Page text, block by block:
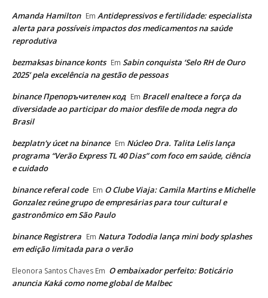
Amanda Hamilton Em Antidepressivos e fertilidade: especialista
alerta para possíveis impactos dos medicamentos na saúde
reprodutiva
bezmaksas binance konts Em Sabin conquista ‘Selo RH de Ouro
2025’ pela excelência na gestão de pessoas
binance Препоръчителен код Em Bracell enaltece a força da
diversidade ao participar do maior desfile de moda negra do
Brasil
bezplatn'y úcet na binance Em Núcleo Dra. Talita Lelis lança
programa “Verão Express TL 40 Dias” com foco em saúde, ciência
e cuidado
binance referal code Em O Clube Viaja: Camila Martins e Michelle
Gonzalez reúne grupo de empresárias para tour cultural e
gastronômico em São Paulo
binance Registrera Em Natura Tododia lança mini body splashes
em edição limitada para o verão
Eleonora Santos Chaves Em O embaixador perfeito: Boticário
anuncia Kaká como nome global de Malbec